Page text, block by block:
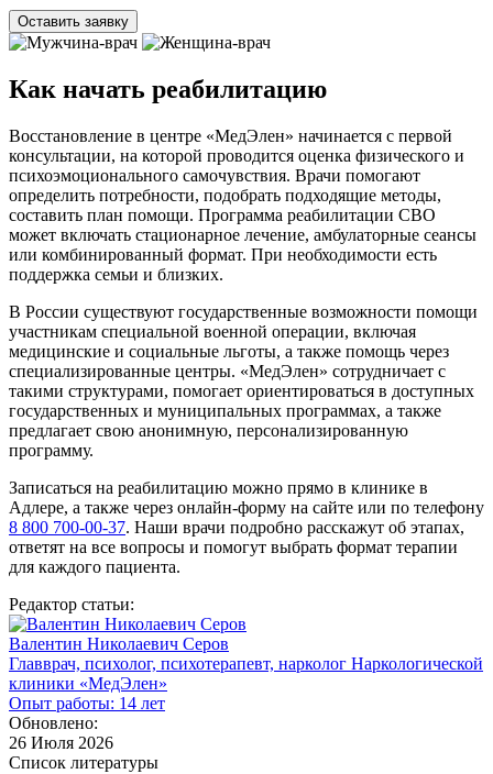
Оставить заявку
Как начать реабилитацию
Восстановление в центре «МедЭлен» начинается с первой
консультации, на которой проводится оценка физического и
психоэмоционального самочувствия. Врачи помогают
определить потребности, подобрать подходящие методы,
составить план помощи. Программа реабилитации СВО
может включать стационарное лечение, амбулаторные сеансы
или комбинированный формат. При необходимости есть
поддержка семьи и близких.
В России существуют государственные возможности помощи
участникам специальной военной операции, включая
медицинские и социальные льготы, а также помощь через
специализированные центры. «МедЭлен» сотрудничает с
такими структурами, помогает ориентироваться в доступных
государственных и муниципальных программах, а также
предлагает свою анонимную, персонализированную
программу.
Записаться на реабилитацию можно прямо в клинике в
Адлере, а также через онлайн-форму на сайте или по телефону
8 800 700-00-37. Наши врачи подробно расскажут об этапах,
ответят на все вопросы и помогут выбрать формат терапии
для каждого пациента.
Редактор статьи:
Валентин Николаевич Серов
Главврач, психолог, психотерапевт, нарколог Наркологической
клиники «МедЭлен»
Опыт работы: 14 лет
Обновлено:
26 Июля 2026
Список литературы